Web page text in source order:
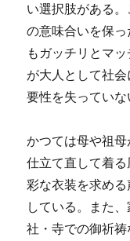
い選択肢がある
の意味合いを保
もガッチリとマ
が大人として社
要性を失っていな
かつては母や祖
仕立て直して着
彩な衣装を求め
している。また
社・寺での御祈